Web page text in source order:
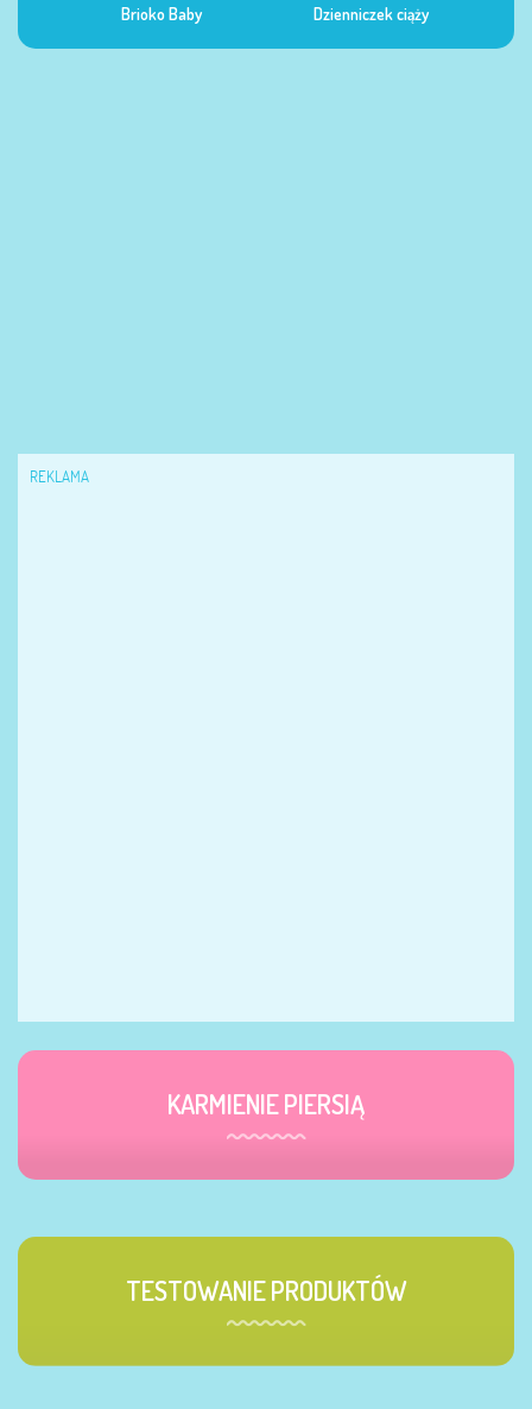
Dzienniczek ciąży Dzienniczek żywienia
REKLAMA
KARMIENIE PIERSIĄ
TESTOWANIE PRODUKTÓW